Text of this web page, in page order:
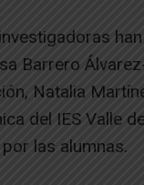
Barrero
Natalia
del IES Valle
las alumnas.